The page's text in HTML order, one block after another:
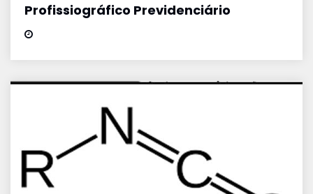
Profissiográfico Previdenciário